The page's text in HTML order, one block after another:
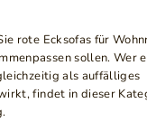
rote Ecksofas für
sollen. Wer
als auffälliges
findet in dieser